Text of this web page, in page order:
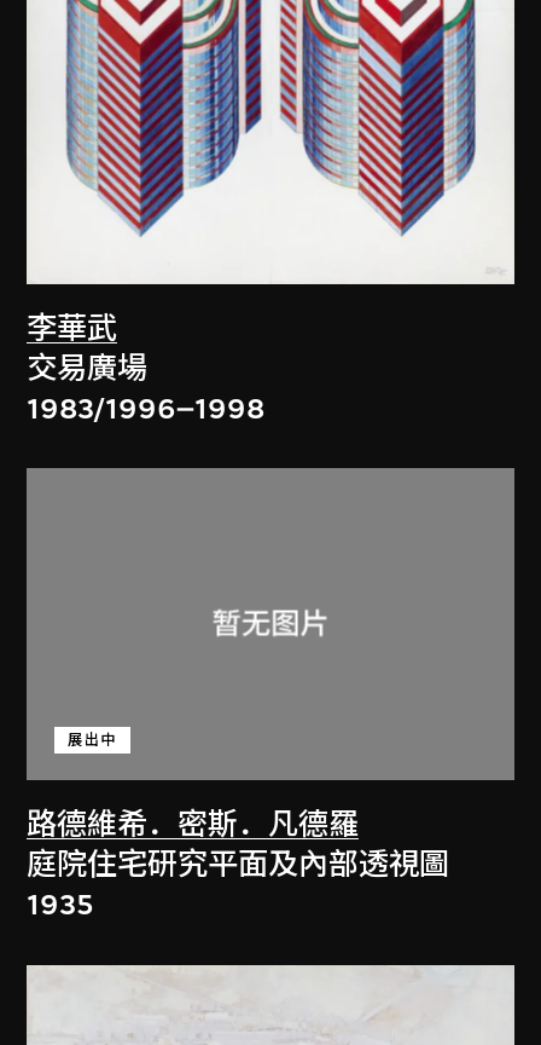
李華武
交易廣場
1983/1996–1998
路德維希．密斯．凡德羅
展出中
庭院住宅研究平面及內部透視圖
1935